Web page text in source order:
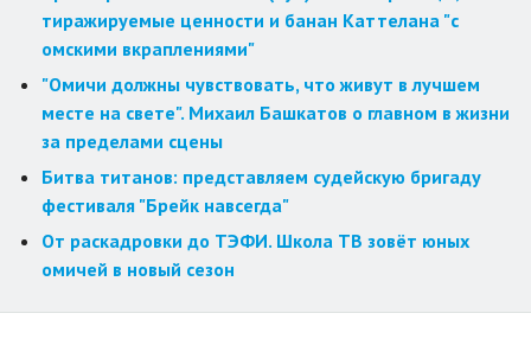
тиражируемые ценности и банан Каттелана "с
омскими вкраплениями"
"Омичи должны чувствовать, что живут в лучшем
месте на свете". Михаил Башкатов о главном в жизни
за пределами сцены
Битва титанов: представляем судейскую бригаду
фестиваля "Брейк навсегда"
От раскадровки до ТЭФИ. Школа ТВ зовёт юных
омичей в новый сезон